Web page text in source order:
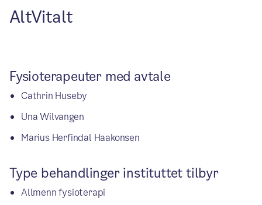
AltVitalt
Fysioterapeuter med avtale
Cathrin Huseby
Una Wilvangen
Marius Herfindal Haakonsen
Type behandlinger instituttet tilbyr
Allmenn fysioterapi